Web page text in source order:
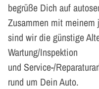
begrüße Dich auf
Zusammen mit meinem
sind wir die günstige
Wartung/Inspektion
und Service-/
rund um Dein Auto.